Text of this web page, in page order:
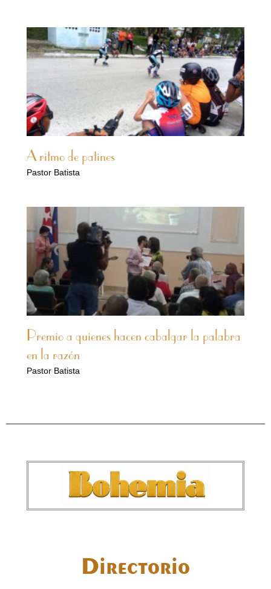
A ritmo de patines
Pastor Batista
Premio a quienes hacen cabalgar la palabra
en la razón
Pastor Batista
Directorio